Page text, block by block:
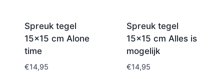
Spreuk tegel
15×15 cm Alone
time
€14,95
Spreuk tegel
15×15 cm Alles is
mogelijk
€14,95